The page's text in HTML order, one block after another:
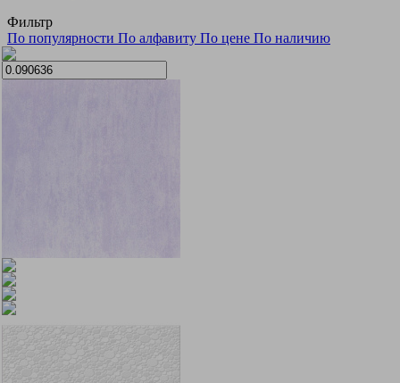
Фильтр
По популярности По алфавиту По цене По наличию